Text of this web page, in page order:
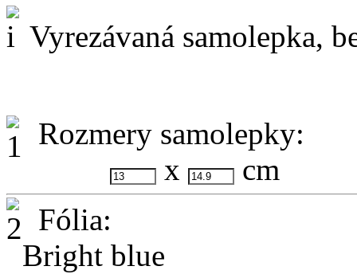
Vyrezávaná samolepka,
Rozmery samolepky:
x
cm
Fólia:
Bright blue